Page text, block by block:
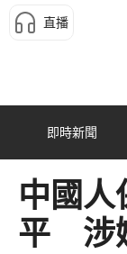
直播
即時新聞
中國人
平 涉